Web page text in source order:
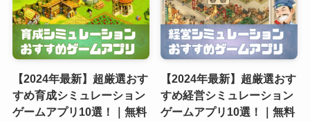
【2024年最新】超厳選おす
すめ育成シミュレーション
ゲームアプリ10選！｜無料
【2024年最新】超厳選おす
すめ経営シミュレーション
ゲームアプリ10選！｜無料